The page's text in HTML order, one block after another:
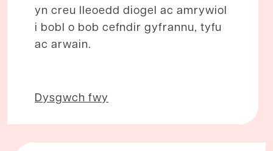
yn creu lleoedd diogel ac amrywiol
i bobl o bob cefndir gyfrannu, tyfu
ac arwain.
Dysgwch fwy